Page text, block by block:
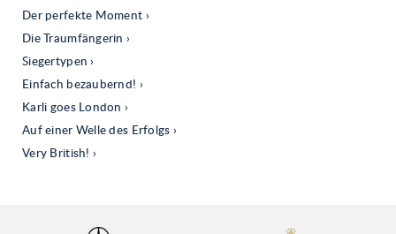
Der perfekte Moment
Die Traumfängerin
Siegertypen
Einfach bezaubernd!
Karli goes London
Auf einer Welle des Erfolgs
Very British!